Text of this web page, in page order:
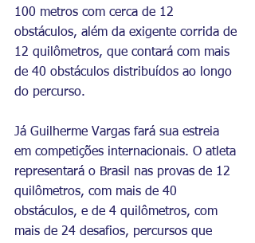
100 metros com cerca de 12
obstáculos, além da exigente corrida de
12 quilômetros, que contará com mais
de 40 obstáculos distribuídos ao longo
do percurso.
Já Guilherme Vargas fará sua estreia
em competições internacionais. O atleta
representará o Brasil nas provas de 12
quilômetros, com mais de 40
obstáculos, e de 4 quilômetros, com
mais de 24 desafios, percursos que